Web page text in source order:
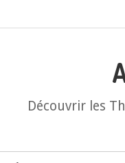
Découvrir les